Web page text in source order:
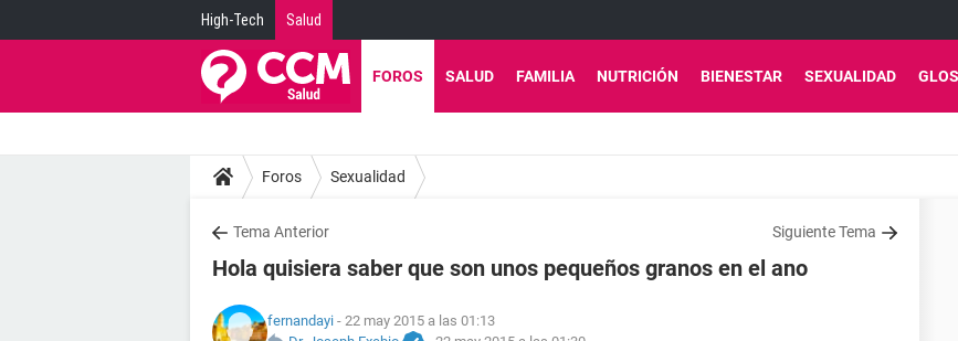
High-Tech Salud
FOROS SALUD FAMILIA NUTRICIÓN BIENESTAR SEXUALIDAD
Foros Sexualidad
Tema Anterior Siguiente Tema
Hola quisiera saber que son unos pequeños granos en el ano
fernandayi - 22 may 2015 a las 01:13